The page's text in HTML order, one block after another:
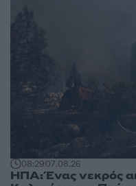
08:2907.08.26
ΗΠΑ: Ένας νεκρός